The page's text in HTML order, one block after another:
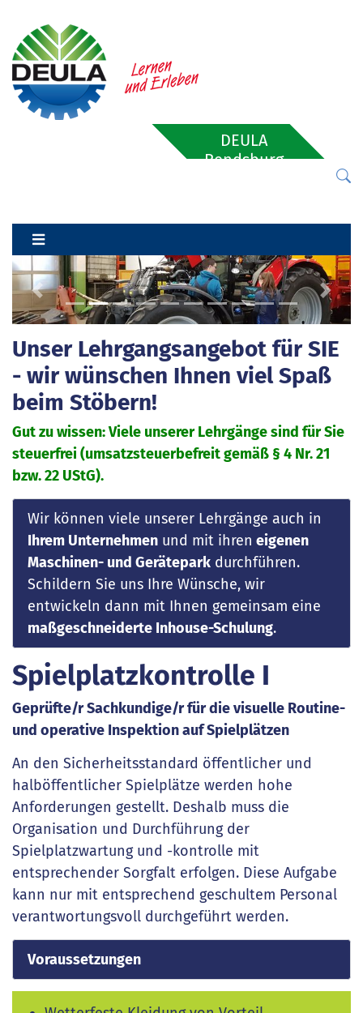
DEULA
Rendsburg
Previous Next
Unser Lehrgangsangebot für SIE
- wir wünschen Ihnen viel Spaß
beim Stöbern!
Gut zu wissen: Viele unserer Lehrgänge sind für Sie
steuerfrei (umsatzsteuerbefreit gemäß § 4 Nr. 21
bzw. 22 UStG).
Wir können viele unserer Lehrgänge auch in
Ihrem Unternehmenund mit ihren eigenen
Maschinen- und Geräteparkdurchführen.
Schildern Sie uns Ihre Wünsche, wir
entwickeln dann mit Ihnen gemeinsam eine
maßgeschneiderte Inhouse-Schulung.
Spielplatzkontrolle I
Geprüfte/r Sachkundige/r für die visuelle Routine-
und operative Inspektion auf Spielplätzen
An den Sicherheitsstandard öffentlicher und
halböffentlicher Spielplätze werden hohe
Anforderungen gestellt. Deshalb muss die
Organisation und Durchführung der
Spielplatzwartung und -kontrolle mit
entsprechender Sorgfalt erfolgen. Diese Aufgabe
kann nur mit entsprechend geschultem Personal
verantwortungsvoll durchgeführt werden.
Voraussetzungen